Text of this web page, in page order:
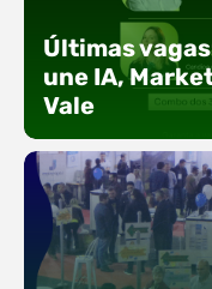
Últimas
une IA,
Vale